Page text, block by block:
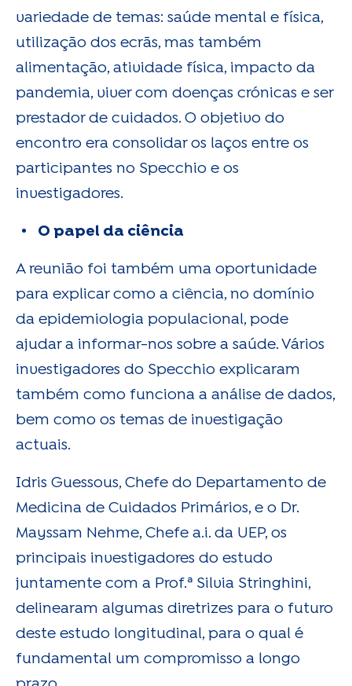
variedade de temas: saúde mental e física,
utilização dos ecrãs, mas também
alimentação, atividade física, impacto da
pandemia, viver com doenças crónicas e ser
prestador de cuidados. O objetivo do
encontro era consolidar os laços entre os
participantes no Specchio e os
investigadores.
O papel da ciência
A reunião foi também uma oportunidade
para explicar como a ciência, no domínio
da epidemiologia populacional, pode
ajudar a informar-nos sobre a saúde. Vários
investigadores do Specchio explicaram
também como funciona a análise de dados,
bem como os temas de investigação
actuais.
Idris Guessous, Chefe do Departamento de
Medicina de Cuidados Primários, e o Dr.
Mayssam Nehme, Chefe a.i. da UEP, os
principais investigadores do estudo
juntamente com a Prof.ª Silvia Stringhini,
delinearam algumas diretrizes para o futuro
deste estudo longitudinal, para o qual é
fundamental um compromisso a longo